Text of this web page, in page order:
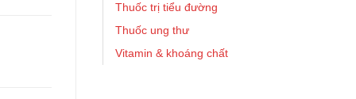
Thuốc trị tiểu đường
Thuốc ung thư
Vitamin & khoáng chất